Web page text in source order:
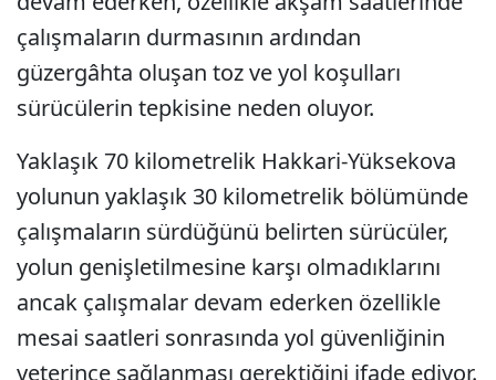
çalışmaların durmasının ardından
güzergâhta oluşan toz ve yol koşulları
sürücülerin tepkisine neden oluyor.
Yaklaşık 70 kilometrelik Hakkari-Yüksekova
yolunun yaklaşık 30 kilometrelik bölümünde
çalışmaların sürdüğünü belirten sürücüler,
yolun genişletilmesine karşı olmadıklarını
ancak çalışmalar devam ederken özellikle
mesai saatleri sonrasında yol güvenliğinin
yeterince sağlanması gerektiğini ifade ediyor.